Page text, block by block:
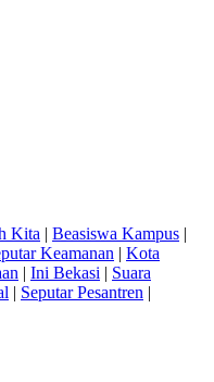
Kita | Beasiswa Kampus |
Keamanan | Kota
| Ini Bekasi | Suara
| Seputar Pesantren |